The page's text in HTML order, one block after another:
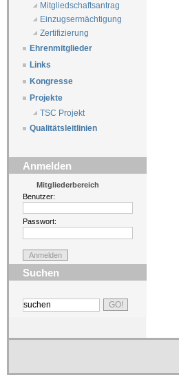
Mitgliedschaftsantrag
Einzugsermächtigung
Zertifizierung
Ehrenmitglieder
Links
Kongresse
Projekte
TSC Projekt
Qualitätsleitlinien
Anmelden
Mitgliederbereich
Benutzer:
Passwort:
Suchen